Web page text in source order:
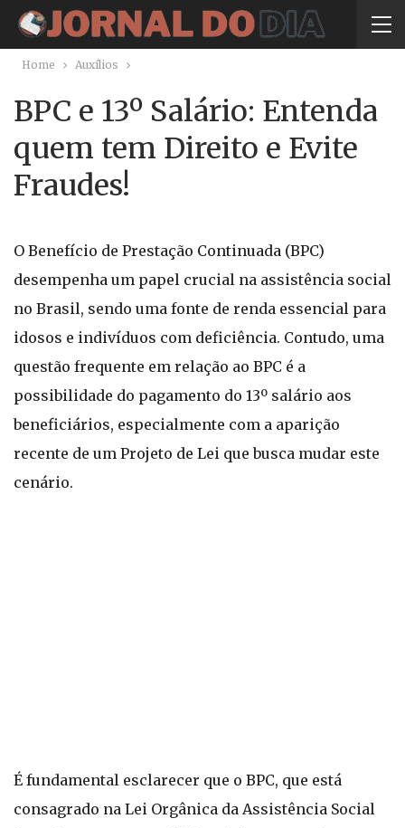
Home Auxílios
BPC e 13º Salário: Entenda
quem tem Direito e Evite
Fraudes!
O Benefício de Prestação Continuada (BPC)
desempenha um papel crucial na assistência social
no Brasil, sendo uma fonte de renda essencial para
idosos e indivíduos com deficiência. Contudo, uma
questão frequente em relação ao BPC é a
possibilidade do pagamento do 13º salário aos
beneficiários, especialmente com a aparição
recente de um Projeto de Lei que busca mudar este
cenário.
É fundamental esclarecer que o BPC, que está
consagrado na Lei Orgânica da Assistência Social